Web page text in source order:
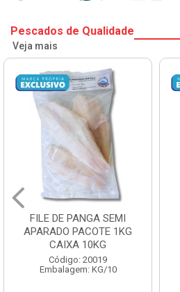
Pescados de Qualidade
Veja mais
FILE DE PANGA SEMI
APARADO PACOTE 1KG
CAIXA 10KG
Código: 20019
Embalagem: KG/10